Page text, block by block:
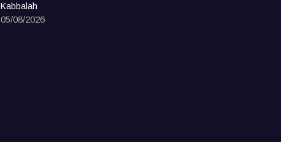
Kabbalah
05/08/2026